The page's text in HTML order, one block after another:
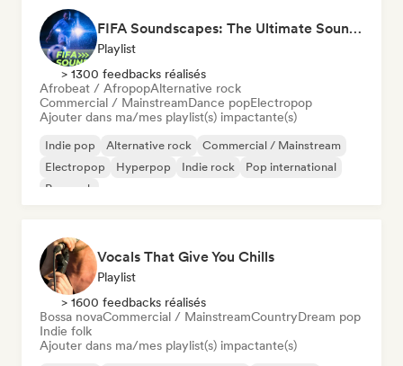
FIFA Soundscapes: The Ultimate Soundtrack ⚽️ Festival Indie, Electropop & Dance Anthems
Playlist
> 1300 feedbacks réalisés
Afrobeat / AfropopAlternative rock
Commercial / MainstreamDance popElectropop
Ajouter dans ma/mes playlist(s) impactante(s)
Indie pop Alternative rock
Commercial / Mainstream
Electropop
Hyperpop Indie rock
Pop international
Pop rock
Vocals That Give You Chills
Playlist
> 1600 feedbacks réalisés
Bossa novaCommercial / MainstreamCountryDream pop
Indie folk
Ajouter dans ma/mes playlist(s) impactante(s)